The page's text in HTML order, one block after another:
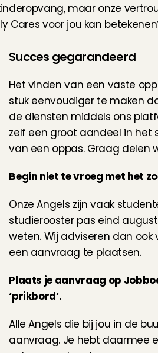
maar onze
Cares voor jou kan
Succes gegarandeerd
Het vinden van een vaste
stuk eenvoudiger te maken
de diensten middels ons
zelf een groot aandeel in het
van een oppas. Graag delen
Begin niet te vroeg met het
Onze Angels zijn vaak
studierooster pas eind
weten. Wij adviseren dan
een aanvraag te plaatsen.
Plaats je aanvraag op
‘prikbord’.
Alle Angels die bij jou in de
aanvraag. Je hebt daarmee